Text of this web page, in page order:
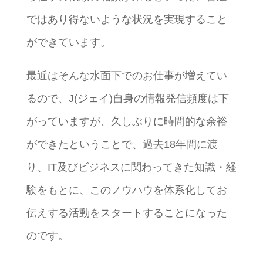
ではあり得ないような状況を実現すること
ができています。
最近はそんな水面下でのお仕事が増えてい
るので、J(ジェイ)自身の情報発信頻度は下
がっていますが、久しぶりに時間的な余裕
ができたということで、過去18年間に渡
り、IT及びビジネスに関わってきた知識・経
験をもとに、このノウハウを体系化してお
伝えする活動をスタートすることになった
のです。